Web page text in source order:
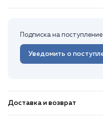
Подписка на
Уведомить о
Доставка и возврат